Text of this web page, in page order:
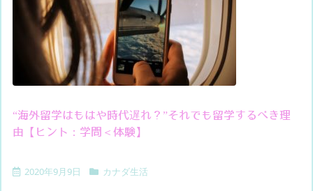
“海外留学はもはや時代遅れ？”それでも留学するべき理
由【ヒント：学問＜体験】
2020年9月9日 カナダ生活